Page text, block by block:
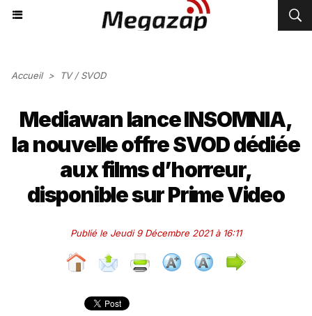
Accueil > TV / SVOD
Mediawan lance INSOMNIA,
la nouvelle offre SVOD dédiée
aux films d’horreur,
disponible sur Prime Video
Publié le Jeudi 9 Décembre 2021 à 16:11